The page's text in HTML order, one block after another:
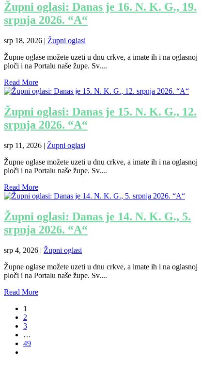
Župni oglasi: Danas je 16. N. K. G., 19.
srpnja 2026. “A“
srp 18, 2026 | Župni oglasi
Župne oglase možete uzeti u dnu crkve, a imate ih i na oglasnoj
ploči i na Portalu naše župe. Sv....
Read More
Župni oglasi: Danas je 15. N. K. G., 12.
srpnja 2026. “A“
srp 11, 2026 | Župni oglasi
Župne oglase možete uzeti u dnu crkve, a imate ih i na oglasnoj
ploči i na Portalu naše župe. Sv....
Read More
Župni oglasi: Danas je 14. N. K. G., 5.
srpnja 2026. “A“
srp 4, 2026 | Župni oglasi
Župne oglase možete uzeti u dnu crkve, a imate ih i na oglasnoj
ploči i na Portalu naše župe. Sv....
Read More
1
2
3
…
49